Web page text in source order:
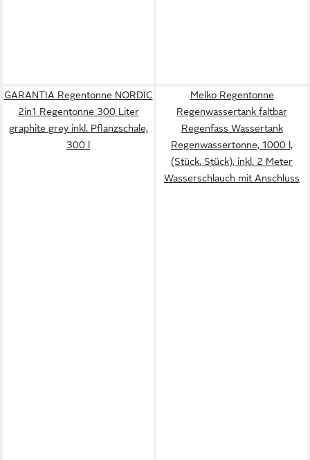
GARANTIA Regentonne NORDIC
2in1 Regentonne 300 Liter
graphite grey inkl. Pflanzschale,
300 l
Melko Regentonne
Regenwassertank faltbar
Regenfass Wassertank
Regenwassertonne, 1000 l,
(Stück, Stück), inkl. 2 Meter
Wasserschlauch mit Anschluss